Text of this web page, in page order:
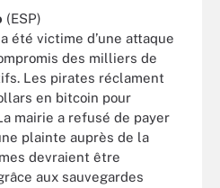
(ESP)
été victime d’une attaque
des milliers de
Les pirates réclament
en bitcoin pour
mairie a refusé de payer
plainte auprès de la
devraient être
aux sauvegardes